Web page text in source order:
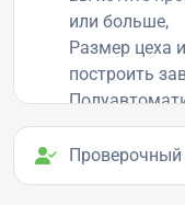
Проверочный код